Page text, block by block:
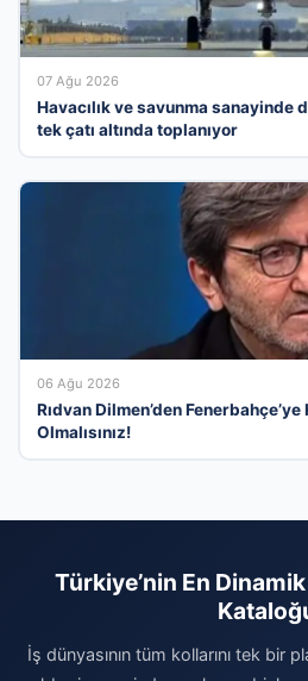
07 Ağu 2026
Havacılık ve savunma sanayinde
tek çatı altında toplanıyor
06 Ağu 2026
Rıdvan Dilmen’den
Olmalısınız!
Türkiye’nin En
İş dünyasının tüm kollarını tek bir